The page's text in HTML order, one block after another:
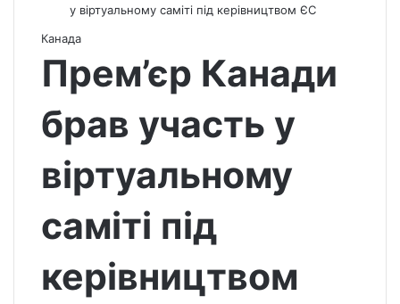
у віртуальному саміті під керівництвом ЄС
Канада
Прем’єр Канади
брав участь у
віртуальному
саміті під
керівництвом